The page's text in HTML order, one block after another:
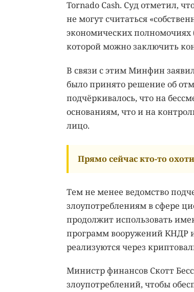
Tornado Cash. Суд отметил,
не могут считаться
экономических полномочиях
которой можно заключить
В связи с этим Минфин
было принято решение об
подчёркивалось, что на
основаниям, что и на
лицо.
Прямо сейчас кто-то
Тем не менее ведомство
злоупотреблениям в сфере
продолжит использовать
программ вооружений КНДР и
реализуются через
Министр финансов Скотт
злоупотреблений, чтобы